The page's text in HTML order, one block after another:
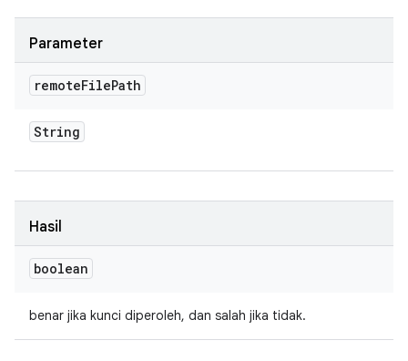
Parameter
remoteFilePath
String
Hasil
boolean
benar jika kunci diperoleh, dan salah jika tidak.